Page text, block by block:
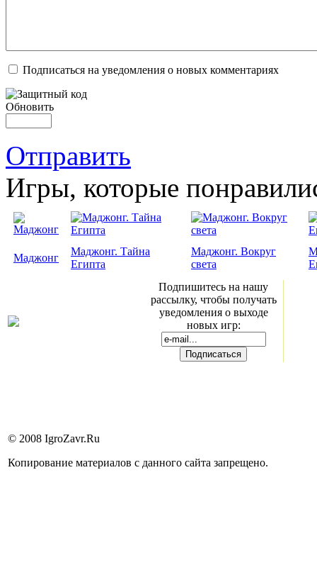
Подписаться на уведомления о новых комментариях
Обновить
Отправить
Игры, которые
Маджонг
Маджонг. Тайна
Египта
Маджонг. Вокруг
света
Подпишитесь на нашу
рассылку, чтобы получать
уведомления о выходе
новых игр:
© 2008 IgroZavr.Ru
Копирование материалов с данного сайта запрещено.